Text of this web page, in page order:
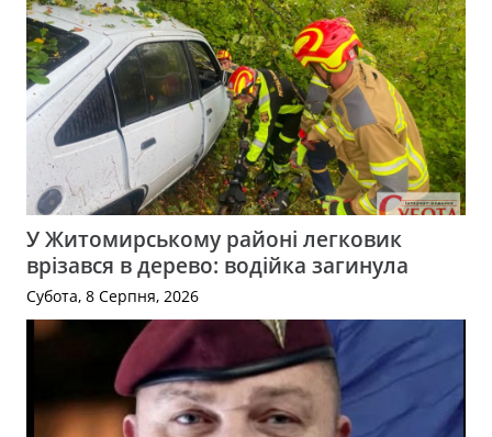
У Житомирському районі легковик
врізався в дерево: водійка загинула
Субота, 8 Серпня, 2026